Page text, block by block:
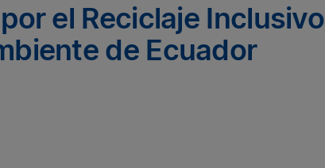
el Reciclaje Inclusivo
de Ecuador